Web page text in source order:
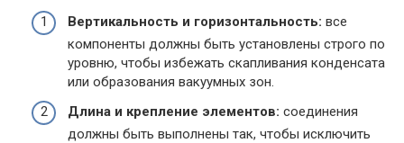
Вертикальность и горизонтальность: все
компоненты должны быть установлены строго по
уровню, чтобы избежать скапливания конденсата
или образования вакуумных зон.
Длина и крепление элементов: соединения
должны быть выполнены так, чтобы исключить